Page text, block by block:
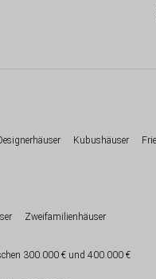
Kubushäuser
Zweifamilienhäuser
300.000 € und 400.000 €